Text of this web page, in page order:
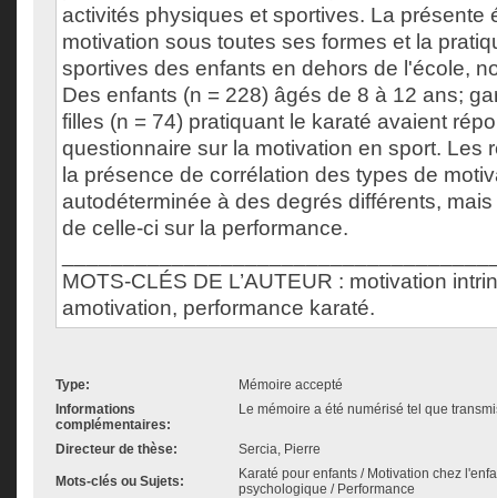
activités physiques et sportives. La présente
motivation sous toutes ses formes et la
sportives des enfants en dehors de l'école,
Des enfants (n = 228) âgés de 8 à 12 ans;
filles (n = 74) pratiquant le karaté avaient
questionnaire sur la motivation en sport. Les
la présence de corrélation des types de
autodéterminée à des degrés différents,
de celle-ci sur la performance.
MOTS-CLÉS DE L’AUTEUR : motivation
amotivation, performance karaté.
Type:
Mémoire accepté
Informations
complémentaires:
Le mémoire a été numérisé tel que
Directeur de thèse: Sercia, Pierre
Mots-clés ou Sujets:
Karaté pour enfants / Motivation chez
psychologique / Performance